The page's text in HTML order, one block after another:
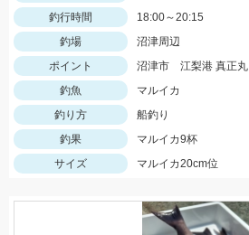
釣行時間
18:00～20:15
釣場
沼津周辺
ポイント
沼津市 江梨港 真正丸
釣魚
マルイカ
釣り方
船釣り
釣果
マルイカ9杯
サイズ
マルイカ20cm位